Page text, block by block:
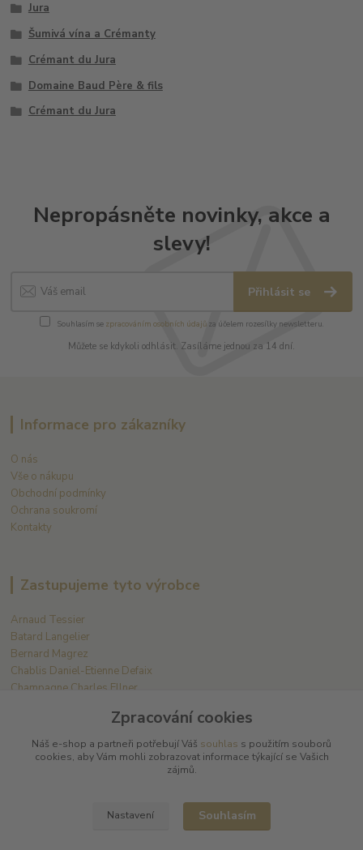
Jura
Šumivá vína a Crémanty
Crémant du Jura
Domaine Baud Père & fils
Crémant du Jura
Nepropásněte novinky, akce a
slevy!
Přihlásit se
Souhlasím se zpracováním osobních údajůza účelem rozesílky newsletteru.
Můžete se kdykoli odhlásit. Zasíláme jednou za 14 dní.
Informace pro zákazníky
O nás
Vše o nákupu
Obchodní podmínky
Ochrana soukromí
Kontakty
Zastupujeme tyto výrobce
Arnaud Tessier
Batard Langelier
Bernard Magrez
Chablis Daniel-Etienne Defaix
Champagne Charles Ellner
Zpracování cookies
Náš e-shop a partneři potřebují Váš souhlas s použitím souborů
cookies, aby Vám mohli zobrazovat informace týkající se Vašich
zájmů.
Nastavení Souhlasím